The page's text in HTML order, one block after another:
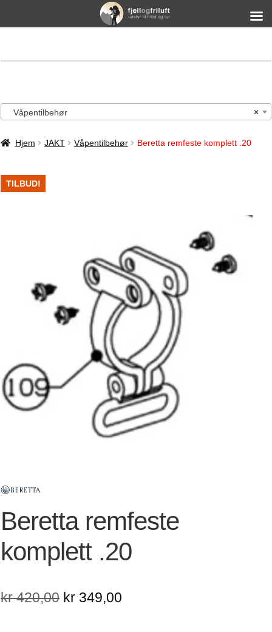
×
Våpentilbehør
Hjem JAKT Våpentilbehør Beretta remfeste komplett .20
TILBUD!
Beretta remfeste
komplett .20
kr420,00 Opprinnelig
kr 349,00